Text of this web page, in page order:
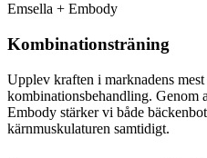
Emsella + Embody
Kombinationsträning
Upplev kraften i marknadens mest
kombinationsbehandling. Genom
Embody stärker vi både
kärnmuskulaturen samtidigt.